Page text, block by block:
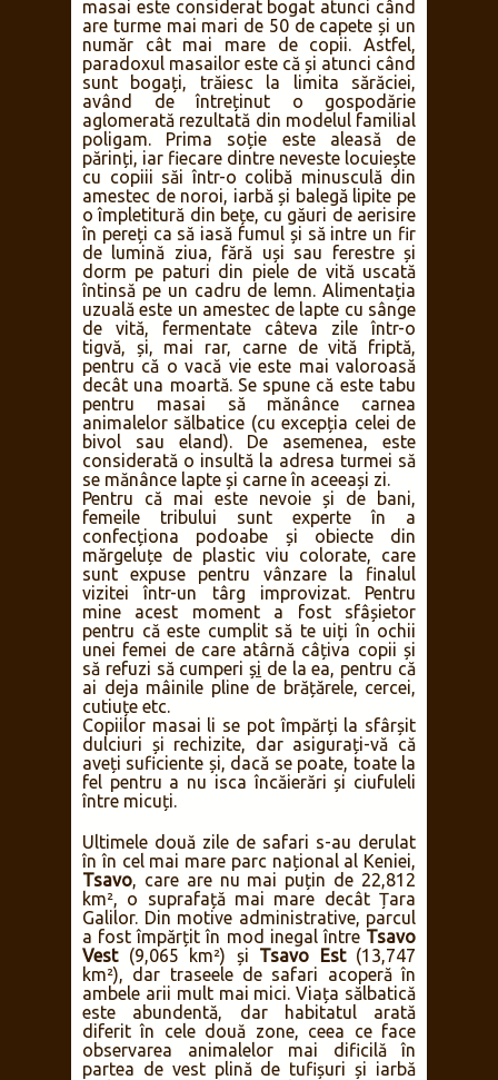
Ne-au fost prezentate locuințele
tradiționale, principalele leacuri cu care
vindecă dureri și neplăceri minore (cu
sublinierea că Masaii au încredere în
medicină și nu îi resping beneficiile),
modalitatea străveche de aprindere a
focului, toate relevând un mod de viață
primitiv și sărăcăcios. Tribul trăiește
exclusiv de pe urma turmelor, iar un
masai este considerat bogat atunci când
are turme mai mari de 50 de capete și un
număr cât mai mare de copii. Astfel,
paradoxul masailor este că și atunci când
sunt bogați, trăiesc la limita sărăciei,
având de întreținut o gospodărie
aglomerată rezultată din modelul familial
poligam. Prima soție este aleasă de
părinți, iar fiecare dintre neveste locuiește
cu copiii săi într-o colibă minusculă din
amestec de noroi, iarbă și balegă lipite pe
o împletitură din bețe, cu găuri de aerisire
în pereți ca să iasă fumul și să intre un fir
de lumină ziua, fără uși sau ferestre și
dorm pe paturi din piele de vită uscată
întinsă pe un cadru de lemn. Alimentația
uzuală este un amestec de lapte cu sânge
de vită, fermentate câteva zile într-o
tigvă, și, mai rar, carne de vită friptă,
pentru că o vacă vie este mai valoroasă
decât una moartă. Se spune că este tabu
pentru masai să mănânce carnea
animalelor sălbatice (cu excepția celei de
bivol sau eland). De asemenea, este
considerată o insultă la adresa turmei să
se mănânce lapte și carne în aceeași zi.
Pentru că mai este nevoie și de bani,
femeile tribului sunt experte în a
confecționa podoabe și obiecte din
mărgeluțe de plastic viu colorate, care
sunt expuse pentru vânzare la finalul
vizitei într-un târg improvizat. Pentru
mine acest moment a fost sfâșietor
pentru că este cumplit să te uiți în ochii
unei femei de care atârnă câțiva copii și
să refuzi să cumperișide la ea, pentru că
ai deja mâinile pline de brățărele, cercei,
cutiuțe etc.
Copiilor masai li se pot împărți la sfârșit
dulciuri și rechizite, dar asigurați-vă că
aveți suficiente și, dacă se poate, toate la
fel pentru a nu isca încăierări și ciufuleli
între micuți.
Ultimele două zile de safari s-au derulat
în în cel mai mare parc național al Keniei,